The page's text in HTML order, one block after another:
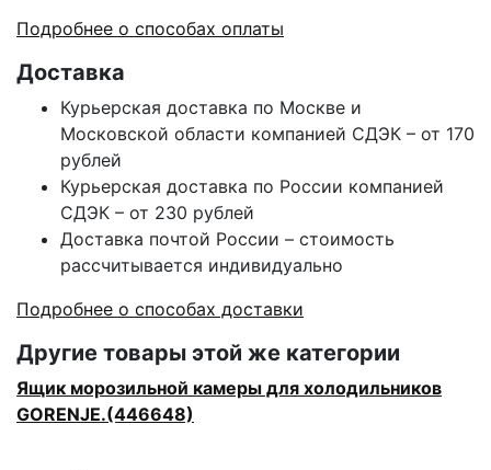
Подробнее о способах оплаты
Доставка
Курьерская доставка по Москве и
Московской области компанией СДЭК – от 170
рублей
Курьерская доставка по России компанией
СДЭК – от 230 рублей
Доставка почтой России – стоимость
рассчитывается индивидуально
Подробнее о способах доставки
Другие товары этой же категории
Ящик морозильной камеры для холодильников
GORENJE.(446648)